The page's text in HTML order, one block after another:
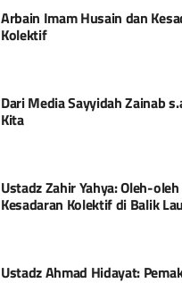
Arbain Imam Husain dan
Kolektif
Dari Media Sayyidah Zainab
Kita
Ustadz Zahir Yahya: Oleh-
Kesadaran Kolektif di Balik
Ustadz Ahmad Hidayat: